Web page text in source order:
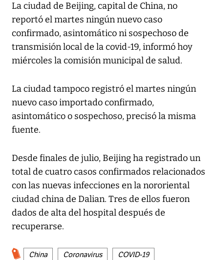
La ciudad de Beijing, capital de China, no
reportó el martes ningún nuevo caso
confirmado, asintomático ni sospechoso de
transmisión local de la covid-19, informó hoy
miércoles la comisión municipal de salud.
La ciudad tampoco registró el martes ningún
nuevo caso importado confirmado,
asintomático o sospechoso, precisó la misma
fuente.
Desde finales de julio, Beijing ha registrado un
total de cuatro casos confirmados relacionados
con las nuevas infecciones en la nororiental
ciudad china de Dalian. Tres de ellos fueron
dados de alta del hospital después de
recuperarse.
China Coronavirus COVID-19